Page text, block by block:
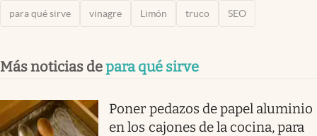
para qué sirve vinagre Limón truco SEO
Más noticias depara qué sirve
Poner pedazos de papel aluminio
en los cajones de la cocina, para